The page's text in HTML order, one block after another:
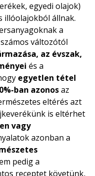
egyedi olajok)
illóolajokból állnak.
a
változótól
az évszak,
és a
egyetlen tétel
ban azonosaz
eltérés azt
is eltérhet
vagy
azonban a
pedig a
receptet követünk,